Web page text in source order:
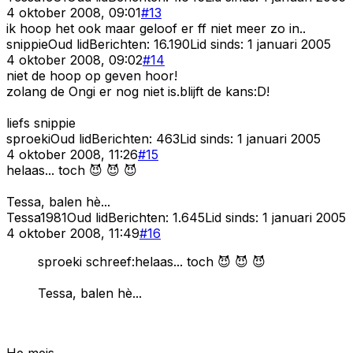
4 oktober 2008, 09:01#13
ik hoop het ook maar geloof er ff niet meer zo in..
snippieOud lidBerichten: 16.190Lid sinds: 1 januari 2005
4 oktober 2008, 09:02#14
niet de hoop op geven hoor!
zolang de Ongi er nog niet is.blijft de kans:D!
liefs snippie
sproekiOud lidBerichten: 463Lid sinds: 1 januari 2005
4 oktober 2008, 11:26#15
helaas... toch 😈 😈 😈
Tessa, balen hè...
Tessa1981Oud lidBerichten: 1.645Lid sinds: 1 januari 2005
4 oktober 2008, 11:49#16
sproeki schreef:helaas... toch 😈 😈 😈
Tessa, balen hè...